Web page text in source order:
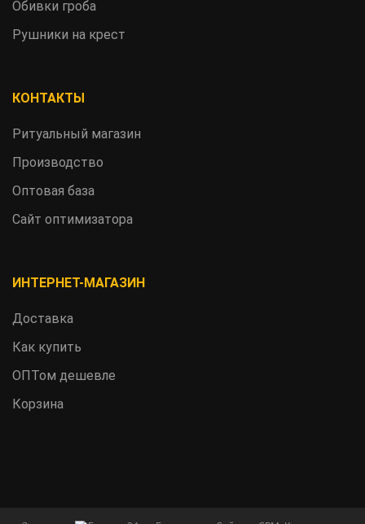
Обивки гроба
Рушники на крест
КОНТАКТЫ
Ритуальный магазин
Производство
Оптовая база
Сайт оптимизатора
ИНТЕРНЕТ-МАГАЗИН
Доставка
Как купить
ОПТом дешевле
Корзина